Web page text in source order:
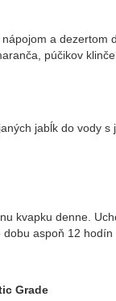
a dezertom
púčikov
jabĺk do vody
kvapku denne.
aspoň 12
Grade